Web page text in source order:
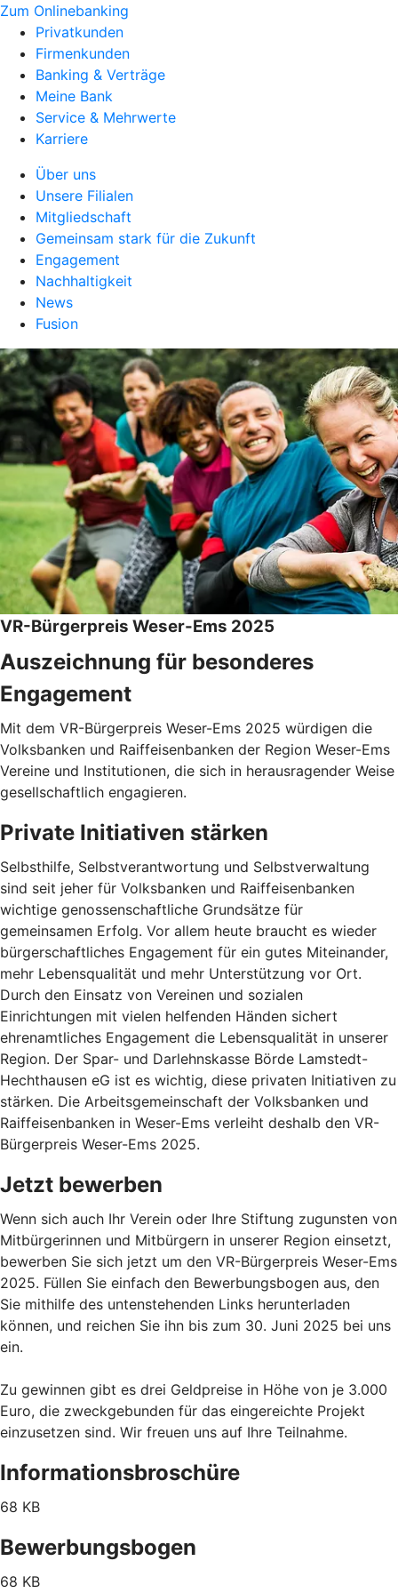
Zum Onlinebanking
Privatkunden
Firmenkunden
Banking & Verträge
Meine Bank
Service & Mehrwerte
Karriere
Über uns
Unsere Filialen
Mitgliedschaft
Gemeinsam stark für die Zukunft
Engagement
Nachhaltigkeit
News
Fusion
VR-Bürgerpreis Weser-Ems 2025
Auszeichnung für besonderes
Engagement
Mit dem VR-Bürgerpreis Weser-Ems 2025 würdigen die
Volksbanken und Raiffeisenbanken der Region Weser-Ems
Vereine und Institutionen, die sich in herausragender Weise
gesellschaftlich engagieren.
Private Initiativen stärken
Selbsthilfe, Selbstverantwortung und Selbstverwaltung
sind seit jeher für Volksbanken und Raiffeisenbanken
wichtige genossenschaftliche Grundsätze für
gemeinsamen Erfolg. Vor allem heute braucht es wieder
bürgerschaftliches Engagement für ein gutes Miteinander,
mehr Lebensqualität und mehr Unterstützung vor Ort.
Durch den Einsatz von Vereinen und sozialen
Einrichtungen mit vielen helfenden Händen sichert
ehrenamtliches Engagement die Lebensqualität in unserer
Region. Der Spar- und Darlehnskasse Börde Lamstedt-
Hechthausen eG ist es wichtig, diese privaten Initiativen zu
stärken. Die Arbeitsgemeinschaft der Volksbanken und
Raiffeisenbanken in Weser-Ems verleiht deshalb den VR-
Bürgerpreis Weser-Ems 2025.
Jetzt bewerben
Wenn sich auch Ihr Verein oder Ihre Stiftung zugunsten von
Mitbürgerinnen und Mitbürgern in unserer Region einsetzt,
bewerben Sie sich jetzt um den VR-Bürgerpreis Weser-Ems
2025. Füllen Sie einfach den Bewerbungsbogen aus, den
Sie mithilfe des untenstehenden Links herunterladen
können, und reichen Sie ihn bis zum 30. Juni 2025 bei uns
ein.
Zu gewinnen gibt es drei Geldpreise in Höhe von je 3.000
Euro, die zweckgebunden für das eingereichte Projekt
einzusetzen sind. Wir freuen uns auf Ihre Teilnahme.
Informationsbroschüre
68 KB
Bewerbungsbogen
68 KB